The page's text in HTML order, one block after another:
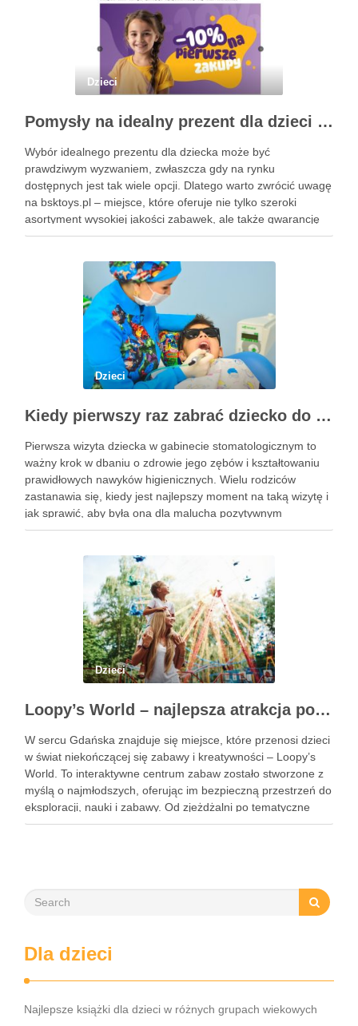
Dzieci
Pomysły na idealny prezent dla dzieci z BSKToys
Wybór idealnego prezentu dla dziecka może być
prawdziwym wyzwaniem, zwłaszcza gdy na rynku
dostępnych jest tak wiele opcji. Dlatego warto zwrócić uwagę
na bsktoys.pl – miejsce, które oferuje nie tylko szeroki
asortyment wysokiej jakości zabawek, ale także gwarancję
bezpieczeństwa i trwałości. Każdy rodzic pragnie, aby jego
Dzieci
Kiedy pierwszy raz zabrać dziecko do dentysty? Wskazówki dla rodziców
Pierwsza wizyta dziecka w gabinecie stomatologicznym to
ważny krok w dbaniu o zdrowie jego zębów i kształtowaniu
prawidłowych nawyków higienicznych. Wielu rodziców
zastanawia się, kiedy jest najlepszy moment na taką wizytę i
jak sprawić, aby była ona dla malucha pozytywnym
doświadczeniem. Na te pytania odpowiada doświadczony
Dzieci
Loopy’s World – najlepsza atrakcja pod dachem dla dzieci w Gdańsku
W sercu Gdańska znajduje się miejsce, które przenosi dzieci
w świat niekończącej się zabawy i kreatywności – Loopy’s
World. To interaktywne centrum zabaw zostało stworzone z
myślą o najmłodszych, oferując im bezpieczną przestrzeń do
eksploracji, nauki i zabawy. Od zjeżdżalni po tematyczne
strefy, Loopy’s World zaspokaja różnorodne potrzeby dzieci,
Dla dzieci
Najlepsze książki dla dzieci w różnych grupach wiekowych